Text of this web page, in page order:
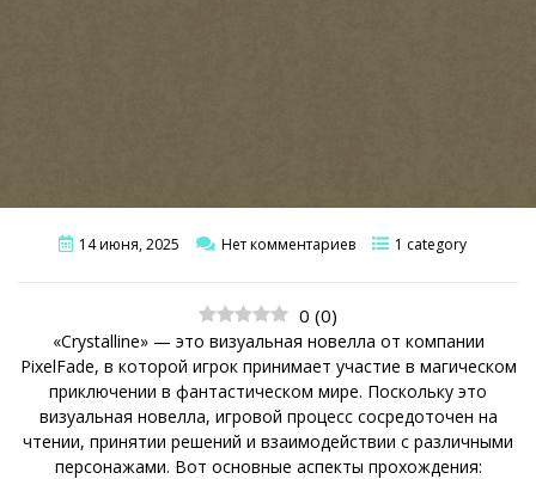
14 июня, 2025 Нет комментариев 1 category
0 (0)
«Crystalline» — это визуальная новелла от компании
PixelFade, в которой игрок принимает участие в магическом
приключении в фантастическом мире. Поскольку это
визуальная новелла, игровой процесс сосредоточен на
чтении, принятии решений и взаимодействии с различными
персонажами. Вот основные аспекты прохождения: